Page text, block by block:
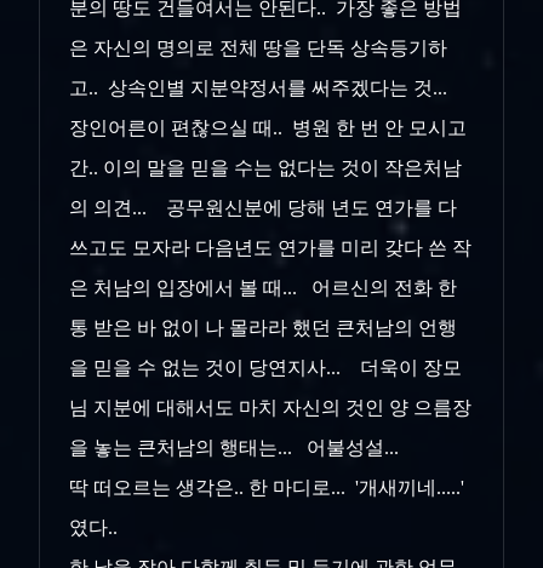
분의 땅도 건들여서는 안된다.. 가장 좋은 방법
은 자신의 명의로 전체 땅을 단독 상속등기하
고.. 상속인별 지분약정서를 써주겠다는 것...
장인어른이 편찮으실 때.. 병원 한 번 안 모시고
간.. 이의 말을 믿을 수는 없다는 것이 작은처남
의 의견... 공무원신분에 당해 년도 연가를 다
쓰고도 모자라 다음년도 연가를 미리 갖다 쓴 작
은 처남의 입장에서 볼 때... 어르신의 전화 한
통 받은 바 없이 나 몰라라 했던 큰처남의 언행
을 믿을 수 없는 것이 당연지사... 더욱이 장모
님 지분에 대해서도 마치 자신의 것인 양 으름장
을 놓는 큰처남의 행태는... 어불성설...
딱 떠오르는 생각은.. 한 마디로... '개새끼네.....'
였다..